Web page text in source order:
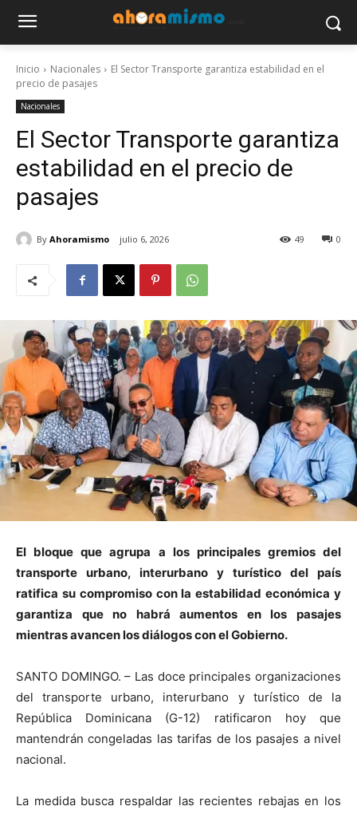
Inicio Nacionales
El Sector Transporte garantiza estabilidad en el
precio de pasajes
Nacionales
El Sector Transporte garantiza
estabilidad en el precio de
pasajes
By Ahoramismo julio 6, 2026 0
49
El bloque que agrupa a los principales gremios del
transporte urbano, interurbano y turístico del país
ratifica su compromiso con la estabilidad económica y
garantiza que no habrá aumentos en los pasajes
mientras avancen los diálogos con el Gobierno.
SANTO DOMINGO. – Las doce principales organizaciones
del transporte urbano, interurbano y turístico de la
República Dominicana (G-12) ratificaron hoy que
mantendrán congeladas las tarifas de los pasajes a nivel
nacional.
La medida busca respaldar las recientes rebajas en los